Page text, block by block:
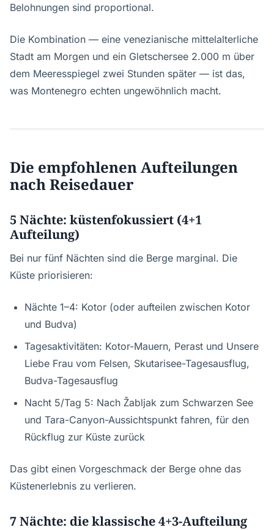
Belohnungen sind proportional.
Die Kombination — eine venezianische mittelalterliche
Stadt am Morgen und ein Gletschersee 2.000 m über
dem Meeresspiegel zwei Stunden später — ist das,
was Montenegro echten ungewöhnlich macht.
Die empfohlenen Aufteilungen
nach Reisedauer
5 Nächte: küstenfokussiert (4+1
Aufteilung)
Bei nur fünf Nächten sind die Berge marginal. Die
Küste priorisieren:
Nächte 1–4: Kotor (oder aufteilen zwischen Kotor
und Budva)
Tagesaktivitäten: Kotor-Mauern, Perast und Unsere
Liebe Frau vom Felsen, Skutarisee-Tagesausflug,
Budva-Tagesausflug
Nacht 5/Tag 5: Nach Žabljak zum Schwarzen See
und Tara-Canyon-Aussichtspunkt fahren, für den
Rückflug zur Küste zurück
Das gibt einen Vorgeschmack der Berge ohne das
Küstenerlebnis zu verlieren.
7 Nächte: die klassische 4+3-Aufteilung